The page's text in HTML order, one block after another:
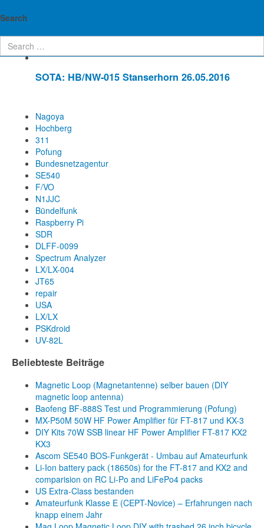
Search
SOTA: HB/NW-015 Stanserhorn 26.05.2016
Nagoya
Hochberg
311
Pofung
Bundesnetzagentur
SE540
F/VO
N1JJC
Bündelfunk
Raspberry Pi
SDR
DLFF-0099
Spectrum Analyzer
LX/LX-004
JT65
repair
USA
LX/LX
PSKdroid
UV-82L
Beliebteste Beiträge
Magnetic Loop (Magnetantenne) selber bauen (DIY
magnetic loop antenna)
Baofeng BF-888S Test und Programmierung (Pofung)
MX-P50M 50W HF Power Amplifier für FT-817 und KX-3
DIY Kits 70W SSB linear HF Power Amplifier FT-817 KX2
KX3
Ascom SE540 BOS-Funkgerät - Umbau auf Amateurfunk
Li-Ion battery pack (18650s) for the FT-817 and KX2 and
comparision on RC Li-Po and LiFePo4 packs
US Extra-Class bestanden
Amateurfunk Klasse E (CEPT-Novice) – Erfahrungen nach
knapp einem Jahr